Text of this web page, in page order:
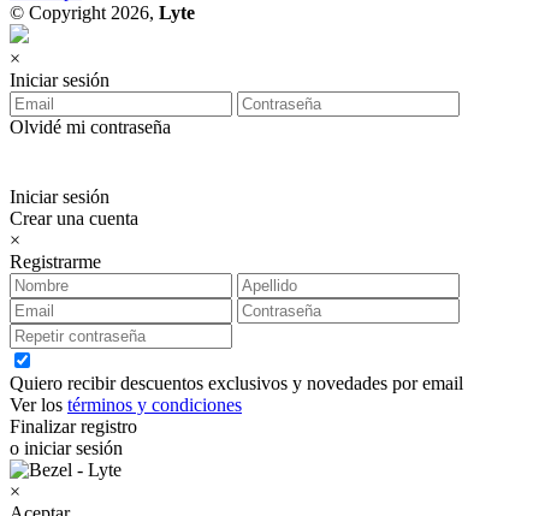
© Copyright 2026, Lyte
×
Iniciar sesión
Olvidé mi contraseña
Iniciar sesión
Crear una cuenta
×
Registrarme
Quiero recibir descuentos exclusivos y novedades por email
Ver los términos y condiciones
Finalizar registro
o iniciar sesión
×